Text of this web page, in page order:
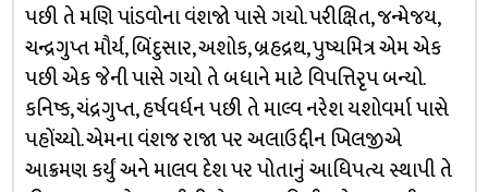
પછી તે મણિ પાંડવોના વંશજો પાસે ગયો. પરીક્ષિત, જન્મેજય,
ચન્દ્રગુપ્ત મૌર્ય, બિંદુસાર, અશોક, બ્રહદ્રથ, પુષ્યમિત્ર એમ એક
પછી એક જેની પાસે ગયો તે બધાને માટે વિપત્તિરૃપ બન્યો.
કનિષ્ક, ચંદ્રગુપ્ત, હર્ષવર્ધન પછી તે માલ્વ નરેશ યશોવર્મા પાસે
પહોંચ્યો. એમના વંશજ રાજા પર અલાઉદ્દીન ખિલજીએ
આક્રમણ કર્યું અને માલવ દેશ પર પોતાનું આધિપત્ય સ્થાપી તે